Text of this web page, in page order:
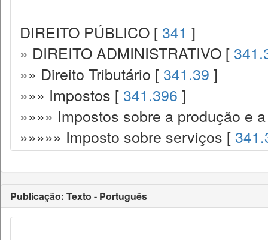
DIREITO PÚBLICO [ 341 ]
» DIREITO ADMINISTRATIVO [
»» Direito Tributário [ 341.39 ]
»»» Impostos [ 341.396 ]
»»»» Impostos sobre a produção e
»»»»» Imposto sobre serviços [
Publicação: Texto - Português